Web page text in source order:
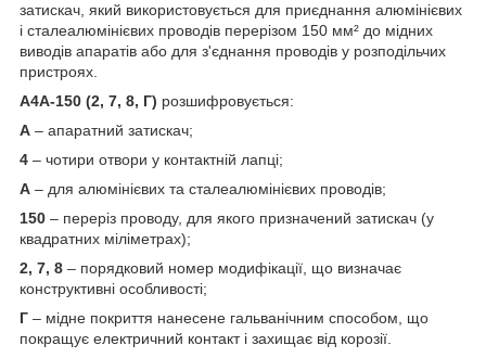
затискач, який використовується для приєднання алюмінієвих
і сталеалюмінієвих проводів перерізом 150 мм² до мідних
виводів апаратів або для з'єднання проводів у розподільчих
пристроях.
А4А-150 (2, 7, 8, Г) розшифровується:
А – апаратний затискач;
4 – чотири отвори у контактній лапці;
А – для алюмінієвих та сталеалюмінієвих проводів;
150 – переріз проводу, для якого призначений затискач (у
квадратних міліметрах);
2, 7, 8 – порядковий номер модифікації, що визначає
конструктивні особливості;
Г – мідне покриття нанесене гальванічним способом, що
покращує електричний контакт і захищає від корозії.